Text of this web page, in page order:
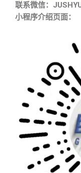
联系微信：
小程序介绍页面：